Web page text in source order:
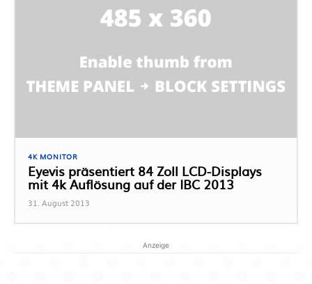
4K MONITOR
Eyevis präsentiert 84 Zoll LCD-Displays
mit 4k Auflösung auf der IBC 2013
31. August 2013
Anzeige